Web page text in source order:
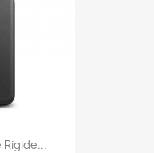
Rigide...